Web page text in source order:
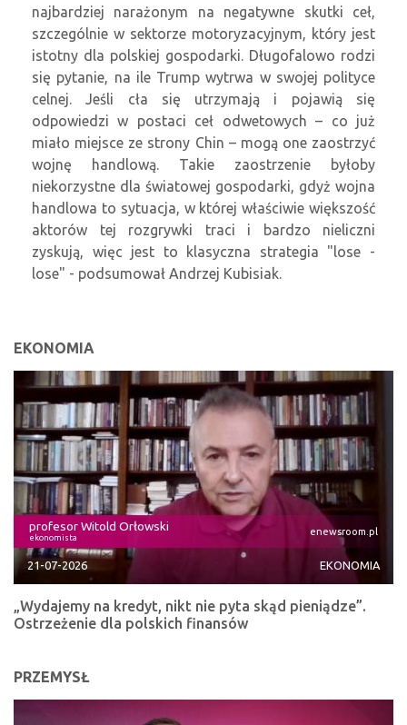
najbardziej narażonym na negatywne skutki ceł,
szczególnie w sektorze motoryzacyjnym, który jest
istotny dla polskiej gospodarki. Długofalowo rodzi
się pytanie, na ile Trump wytrwa w swojej polityce
celnej. Jeśli cła się utrzymają i pojawią się
odpowiedzi w postaci ceł odwetowych – co już
miało miejsce ze strony Chin – mogą one zaostrzyć
wojnę handlową. Takie zaostrzenie byłoby
niekorzystne dla światowej gospodarki, gdyż wojna
handlowa to sytuacja, w której właściwie większość
aktorów tej rozgrywki traci i bardzo nieliczni
zyskują, więc jest to klasyczna strategia "lose -
lose" - podsumował Andrzej Kubisiak.
EKONOMIA
profesor Witold Orłowski
ekonomista
enewsroom.pl
21-07-2026 EKONOMIA
„Wydajemy na kredyt, nikt nie pyta skąd pieniądze”.
Ostrzeżenie dla polskich finansów
PRZEMYSŁ